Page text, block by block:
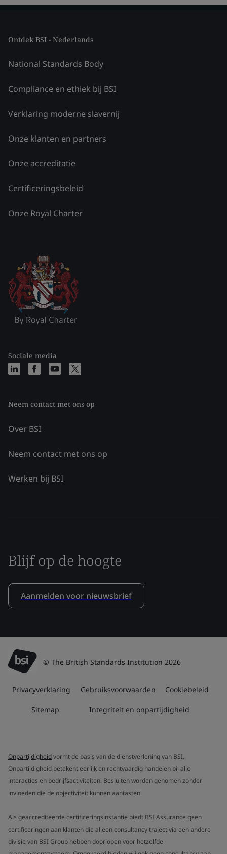
Ontdek BSI - Nederlands
National Standards Body
Compliance en ethiek bij BSI
Verklaring moderne slavernij
Onze klanten en partners
Onze accreditatie
Certificeringsbeleid
Onze Royal Charter
Sociale media
Neem contact met ons op
Over BSI
Neem contact met ons op
Werken bij BSI
Blijf op de hoogte
Aanmelden voor nieuwsbrief
© The British Standards Institution 2026
Privacyverklaring Gebruiksvoorwaarden Cookiebeleid
Sitemap Integriteit en onpartijdigheid
Onpartijdigheidvormt de basis van de dienstverlening van BSI.
Onpartijdigheid betekent eerlijk en rechtvaardig handelen bij alle
interacties en bedrijfsactiviteiten. Besluiten worden genomen zonder
invloeden die de objectiviteit kunnen aantasten.
Als geaccrediteerde certificeringsinstantie biedt BSI Assurance geen
certificeringen aan klanten die al een consultancy traject via een andere
divisie van BSI Group hebben doorlopen voor hetzelfde